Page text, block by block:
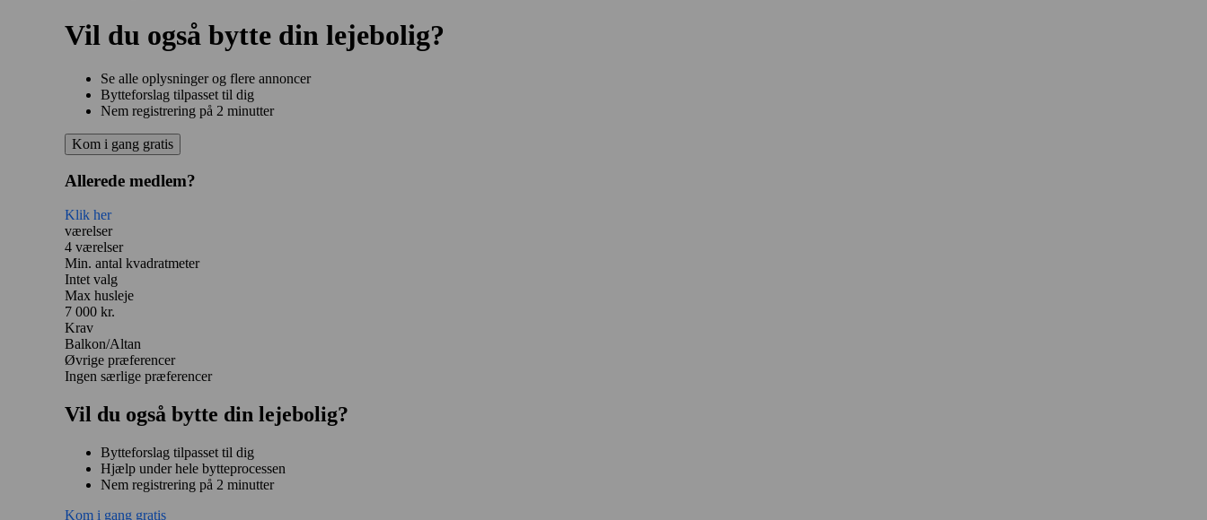
Vil du også bytte din lejebolig?
Se alle oplysninger og flere annoncer
Bytteforslag tilpasset til dig
Nem registrering på 2 minutter
Kom i gang gratis
Allerede medlem?
Klik her
værelser
4 værelser
Min. antal kvadratmeter
Intet valg
Max husleje
7 000 kr.
Krav
Balkon/Altan
Øvrige præferencer
Ingen særlige præferencer
Vil du også bytte din lejebolig?
Bytteforslag tilpasset til dig
Hjælp under hele bytteprocessen
Nem registrering på 2 minutter
Kom i gang gratis